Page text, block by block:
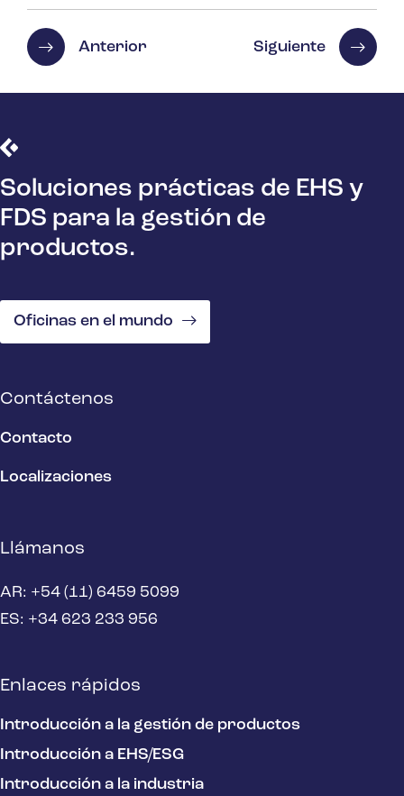
Anterior Siguiente
Soluciones prácticas de EHS y
FDS para la gestión de
productos.
Oficinas en el mundo
Contáctenos
Contacto
Localizaciones
Llámanos
AR: +54 (11) 6459 5099
ES: +34 623 233 956
Enlaces rápidos
Introducción a la gestión de productos
Introducción a EHS/ESG
Introducción a la industria